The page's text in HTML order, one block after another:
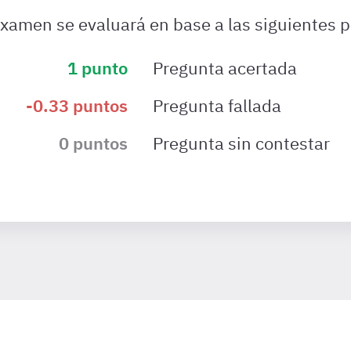
se evaluará en base a las siguientes
1 punto
Pregunta acertada
-0.33 puntos
Pregunta fallada
0 puntos Pregunta sin contestar